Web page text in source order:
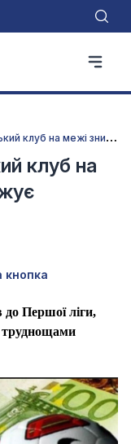
З
наменитий український клуб на межі зникнення: загрожує фінансовий крах
клуб на
кнопка
Першої ліги,
труднощами